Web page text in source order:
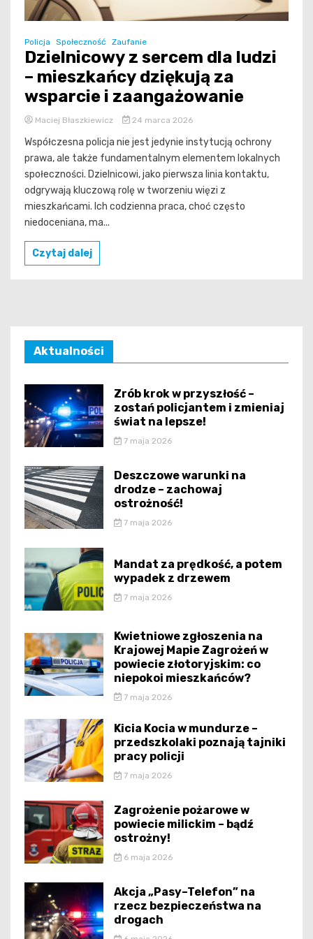
Policja Społeczność Zaufanie
Dzielnicowy z sercem dla ludzi
– mieszkańcy dziękują za
wsparcie i zaangażowanie
Maciej Błaszkiewicz 24 marca 2026
Współczesna policja nie jest jedynie instytucją ochrony
prawa, ale także fundamentalnym elementem lokalnych
społeczności. Dzielnicowi, jako pierwsza linia kontaktu,
odgrywają kluczową rolę w tworzeniu więzi z
mieszkańcami. Ich codzienna praca, choć często
niedoceniana, ma...
Czytaj dalej
Aktualności
Zrób krok w przyszłość –
zostań policjantem i zmieniaj
świat na lepsze!
7 maja 2026
Deszczowe warunki na
drodze – zachowaj
ostrożność!
7 maja 2026
Mandat za prędkość, a potem
wypadek z drzewem
7 maja 2026
Kwietniowe zgłoszenia na
Krajowej Mapie Zagrożeń w
powiecie złotoryjskim: co
niepokoi mieszkańców?
7 maja 2026
Kicia Kocia w mundurze –
przedszkolaki poznają tajniki
pracy policji
7 maja 2026
Zagrożenie pożarowe w
powiecie milickim – bądź
ostrożny!
6 maja 2026
Akcja „Pasy–Telefon” na
rzecz bezpieczeństwa na
drogach